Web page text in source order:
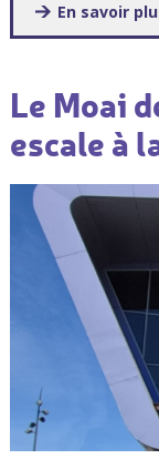
En savoir
Le Moai
escale à